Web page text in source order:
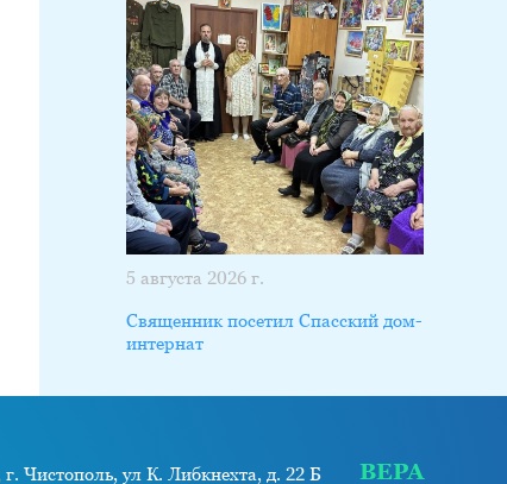
5 августа 2026 г.
Священник посетил Спасский дом-
интернат
Чистополь, ул К. Либкнехта, д. 22 Б ВЕРА